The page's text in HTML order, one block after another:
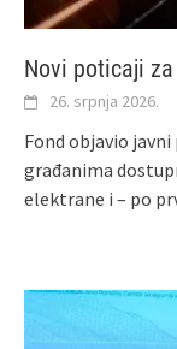
Novi poticaji
26. srpnja 2026.
Fond objavio
građanima
elektrane i – po